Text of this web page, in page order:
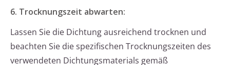
6. Trocknungszeit abwarten:
Lassen Sie die Dichtung ausreichend trocknen und
beachten Sie die spezifischen Trocknungszeiten des
verwendeten Dichtungsmaterials gemäß